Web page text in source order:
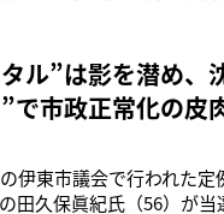
らの印鑑を業者に発注
を求められていま
ル”は影を潜め、
市政正常化の皮
伊東市議会で行われた
田久保眞紀氏（56）が